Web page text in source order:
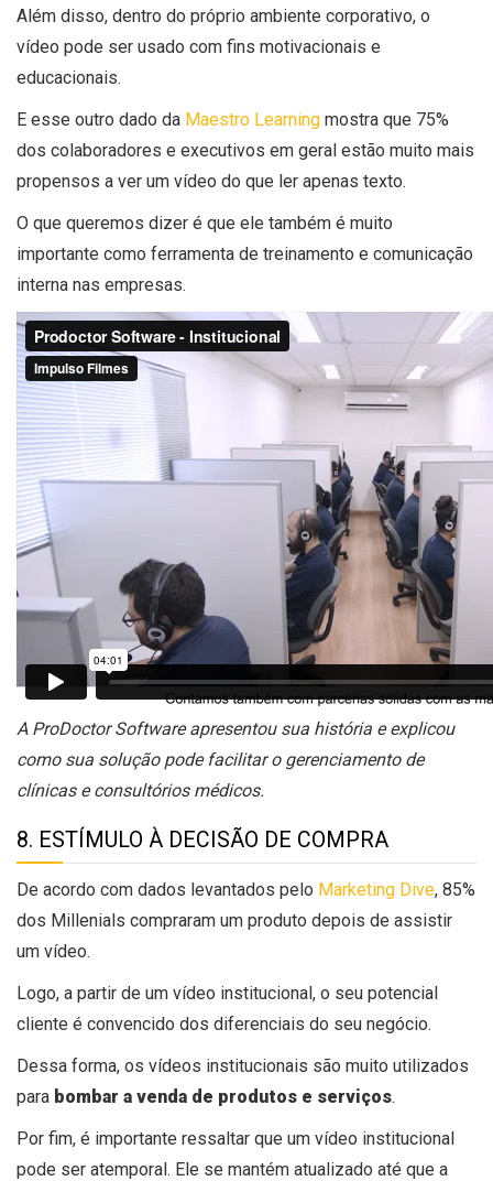
Além disso, dentro do próprio ambiente corporativo, o
vídeo pode ser usado com fins motivacionais e
educacionais.
E esse outro dado da Maestro Learning mostra que 75%
dos colaboradores e executivos em geral estão muito mais
propensos a ver um vídeo do que ler apenas texto.
O que queremos dizer é que ele também é muito
importante como ferramenta de treinamento e comunicação
interna nas empresas.
A ProDoctor Software apresentou sua história e explicou
como sua solução pode facilitar o gerenciamento de
clínicas e consultórios médicos.
8. ESTÍMULO À DECISÃO DE COMPRA
De acordo com dados levantados pelo Marketing Dive, 85%
dos Millenials compraram um produto depois de assistir
um vídeo.
Logo, a partir de um vídeo institucional, o seu potencial
cliente é convencido dos diferenciais do seu negócio.
Dessa forma, os vídeos institucionais são muito utilizados
para bombar a venda de produtos e serviços.
Por fim, é importante ressaltar que um vídeo institucional
pode ser atemporal. Ele se mantém atualizado até que a